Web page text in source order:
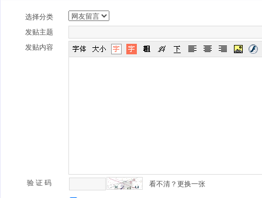
选择分类
发贴主题
发贴内容
验 证 码 看不清？更换一张